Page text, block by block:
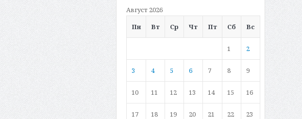
Август 2026
Пн
Вт Ср Чт Пт Сб Вс
1 2
3 4 5 6 7 8 9
10 11 12 13 14 15 16
17 18 19 20 21 22 23